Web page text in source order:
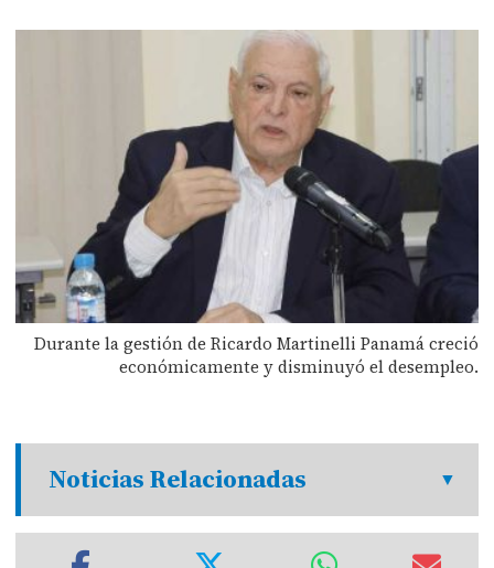
Durante la gestión de Ricardo Martinelli Panamá creció
económicamente y disminuyó el desempleo.
Noticias Relacionadas